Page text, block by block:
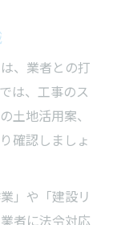
、業者との打
は、工事のス
土地活用案、
確認しましょ
」や「建設リ
者に法令対応